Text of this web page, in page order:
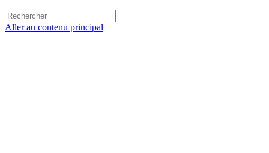
Aller au contenu principal